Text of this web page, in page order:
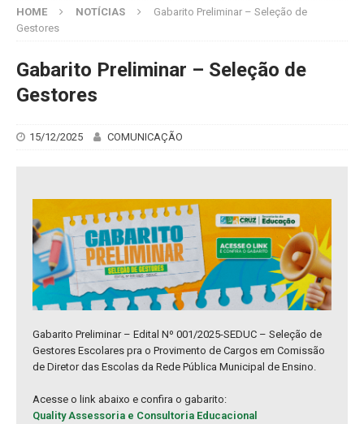
HOME NOTÍCIAS
Gabarito Preliminar – Seleção de
Gestores
Gabarito Preliminar – Seleção de
Gestores
15/12/2025 COMUNICAÇÃO
Gabarito Preliminar – Edital Nº 001/2025-SEDUC – Seleção de
Gestores Escolares pra o Provimento de Cargos em Comissão
de Diretor das Escolas da Rede Pública Municipal de Ensino.
Acesse o link abaixo e confira o gabarito:
Quality Assessoria e Consultoria Educacional